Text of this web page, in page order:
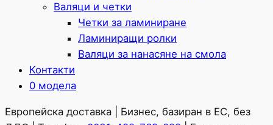
Валяци и четки
Четки за ламиниране
Ламиниращи ролки
Валяци за нанасяне на смола
Контакти
0 модела
Европейска доставка | Бизнес, базиран в ЕС, без